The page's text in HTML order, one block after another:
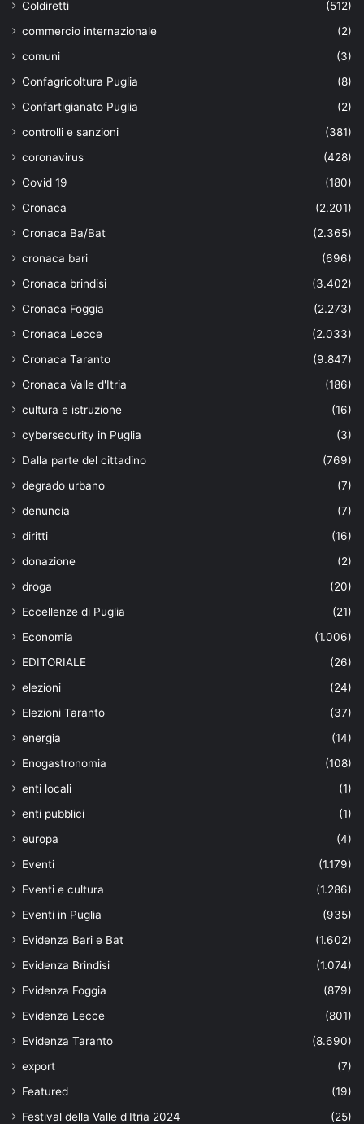
Coldiretti
(512)
commercio internazionale
(2)
comuni
(3)
Confagricoltura Puglia
(8)
Confartigianato Puglia
(2)
controlli e sanzioni
(381)
coronavirus
(428)
Covid 19
(180)
Cronaca
(2.201)
Cronaca Ba/Bat
(2.365)
cronaca bari
(696)
Cronaca brindisi
(3.402)
Cronaca Foggia
(2.273)
Cronaca Lecce
(2.033)
Cronaca Taranto
(9.847)
Cronaca Valle d'Itria
(186)
cultura e istruzione
(16)
cybersecurity in Puglia
(3)
Dalla parte del cittadino
(769)
degrado urbano
(7)
denuncia
(7)
diritti
(16)
donazione
(2)
droga
(20)
Eccellenze di Puglia
(21)
Economia
(1.006)
EDITORIALE
(26)
elezioni
(24)
Elezioni Taranto
(37)
energia
(14)
Enogastronomia
(108)
enti locali
(1)
enti pubblici
(1)
europa
(4)
Eventi
(1.179)
Eventi e cultura
(1.286)
Eventi in Puglia
(935)
Evidenza Bari e Bat
(1.602)
Evidenza Brindisi
(1.074)
Evidenza Foggia
(879)
Evidenza Lecce
(801)
Evidenza Taranto
(8.690)
export
(7)
Featured
(19)
Festival della Valle d'Itria 2024
(25)